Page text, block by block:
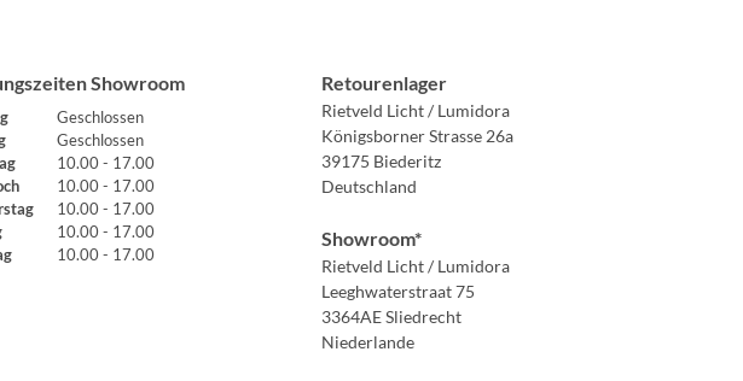
Showroom
Geschlossen
Geschlossen
10.00 - 17.00
10.00 - 17.00
10.00 - 17.00
10.00 - 17.00
10.00 - 17.00
Retourenlager
Rietveld Licht / Lumidora
Königsborner Strasse 26a
39175 Biederitz
Deutschland
Showroom*
Rietveld Licht / Lumidora
Leeghwaterstraat 75
3364AE Sliedrecht
Niederlande